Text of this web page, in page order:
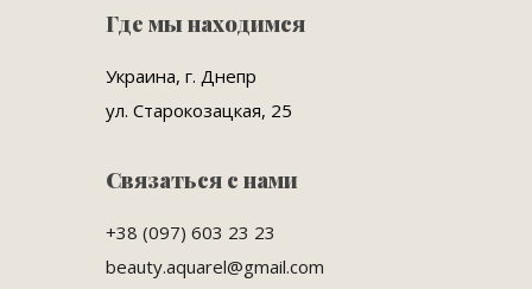
Где мы находимся
Украина, г. Днепр
ул. Старокозацкая, 25
Связаться с нами
+38 (097) 603 23 23
beauty.aquarel@gmail.com